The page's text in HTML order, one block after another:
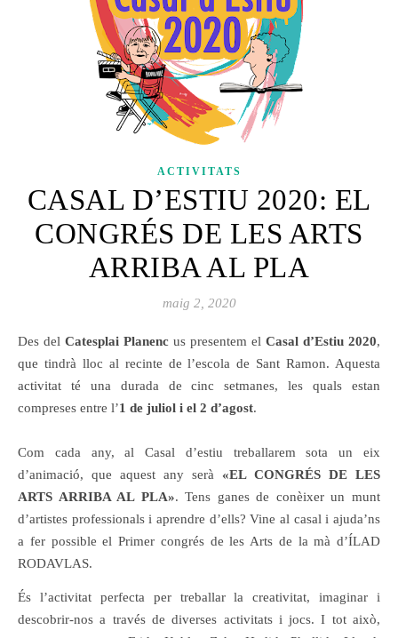
ACTIVITATS
CASAL D’ESTIU 2020: EL
CONGRÉS DE LES ARTS
ARRIBA AL PLA
maig 2, 2020
Des del Catesplai Planenc us presentem el Casal d’Estiu 2020,
que tindrà lloc al recinte de l’escola de Sant Ramon. Aquesta
activitat té una durada de cinc setmanes, les quals estan
compreses entre l’1 de juliol i el 2 d’agost.
Com cada any, al Casal d’estiu treballarem sota un eix
d’animació, que aquest any serà «EL CONGRÉS DE LES
ARTS ARRIBA AL PLA». Tens ganes de conèixer un munt
d’artistes professionals i aprendre d’ells? Vine al casal i ajuda’ns
a fer possible el Primer congrés de les Arts de la mà d’ÍLAD
RODAVLAS.
És l’activitat perfecta per treballar la creativitat, imaginar i
descobrir-nos a través de diverses activitats i jocs. I tot això,